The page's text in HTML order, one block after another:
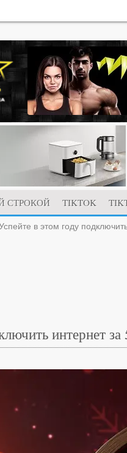
СТРОКОЙ TIKTOK
в этом году
интернет